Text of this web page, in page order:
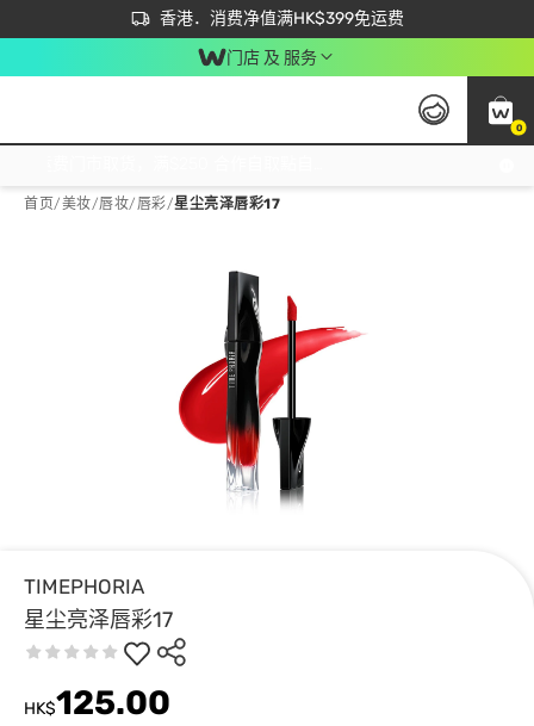
香港．消费净值满HK$399免运费
立即成为易赏钱会员尽享独家优惠
首次APP下单买满$450 输入 NEWAPP 即减$50
门店 及 服务
0
首页/美妆/唇妆/唇彩/星尘亮泽唇彩17
TIMEPHORIA
星尘亮泽唇彩17
HK$125.00